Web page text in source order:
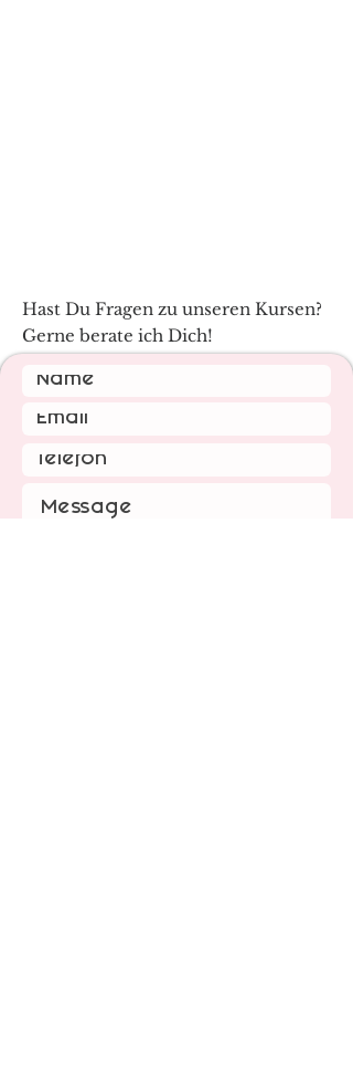
Hast Du Fragen zu unseren Kursen?
Gerne berate ich Dich!